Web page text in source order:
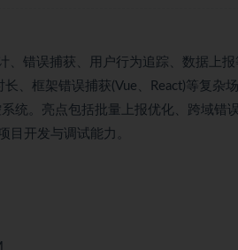
错误捕获、用户行为追踪、数据上
、框架错误捕获(Vue、React)等复杂
统。亮点包括批量上报优化、跨域错
目开发与调试能力。